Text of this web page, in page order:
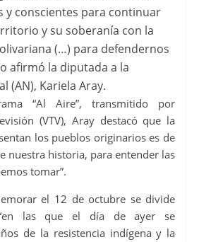
y conscientes para continuar
y su soberanía con la
(…) para defendernos
afirmó la diputada a la
(AN), Kariela Aray.
“Al Aire”, transmitido por
(VTV), Aray destacó que la
los pueblos originarios es de
nuestra historia, para entender las
tomar”.
el 12 de octubre se divide
las que el día de ayer se
de la resistencia indígena y la